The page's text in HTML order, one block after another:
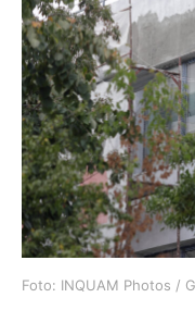
Foto: INQUAM Photos /